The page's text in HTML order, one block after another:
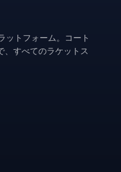
ットフォーム。コート
、すべてのラケットス